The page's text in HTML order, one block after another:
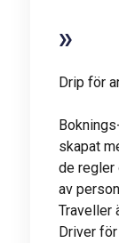
Drip för
skapat
de regler
av
Traveller
Driver